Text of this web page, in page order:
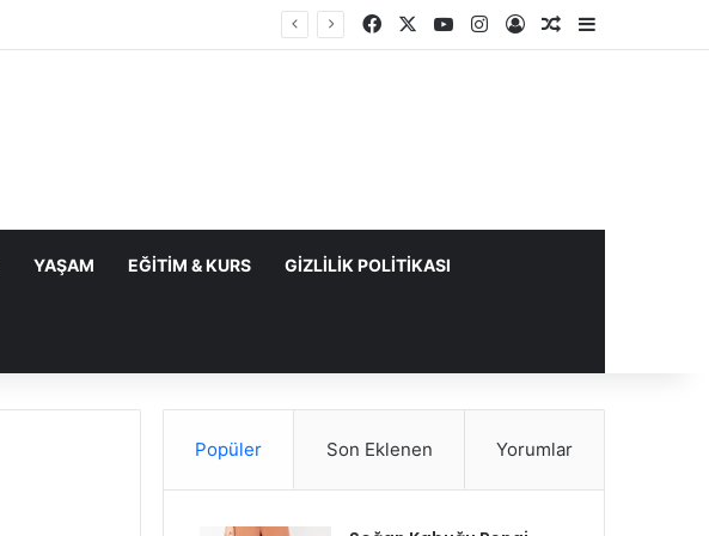
FacebookYouTubeInstagram
Kayıt OlRastgele Makale
Kenar
YAŞAM EĞITIM & KURS GIZLILIK POLITIKASI
Popüler Son Eklenen Yorumlar